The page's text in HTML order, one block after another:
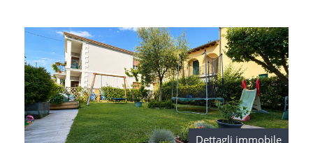
Dettagli immobile